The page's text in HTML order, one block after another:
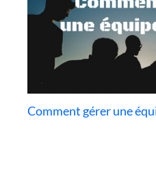
Comment gérer une